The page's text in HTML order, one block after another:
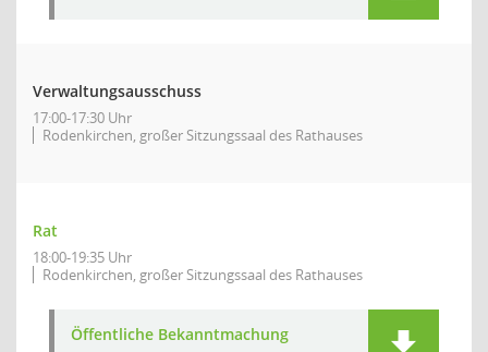
Verwaltungsausschuss
17:00-17:30 Uhr
Rodenkirchen, großer Sitzungssaal des Rathauses
Rat
18:00-19:35 Uhr
Rodenkirchen, großer Sitzungssaal des Rathauses
Öffentliche Bekanntmachung